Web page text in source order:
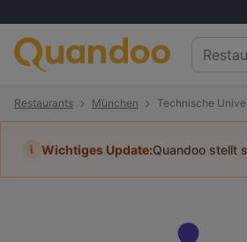
Restaurants München Technische
i Wichtiges Update:Quandoo stellt